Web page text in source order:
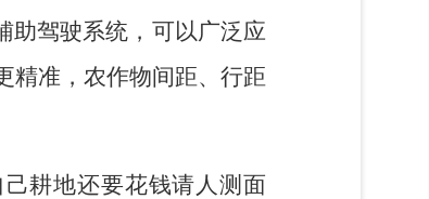
助驾驶系统，可以广泛应
精准，农作物间距、行距
耕地还要花钱请人测面